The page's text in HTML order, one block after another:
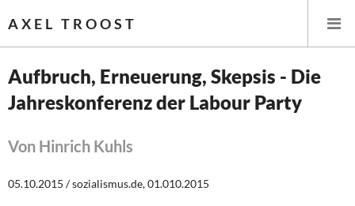
AXEL TROOST
Startseite
Themen
Leitlinien linker Wirtschafts- und Finanzpolitik
Aufbruch, Erneuerung, Skepsis - Die
Jahreskonferenz der Labour Party
Von Hinrich Kuhls
05.10.2015 / sozialismus.de, 01.010.2015